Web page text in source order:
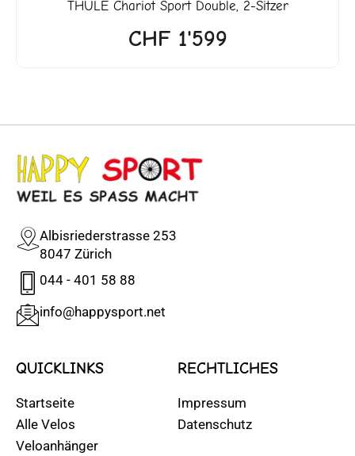
THULEChariot Sport Double, 2-Sitzer
CHF1'599
Albisriederstrasse 253
8047 Zürich
044 - 401 58 88
info@happysport.net
QUICKLINKS
Startseite
Alle Velos
Veloanhänger
RECHTLICHES
Impressum
Datenschutz